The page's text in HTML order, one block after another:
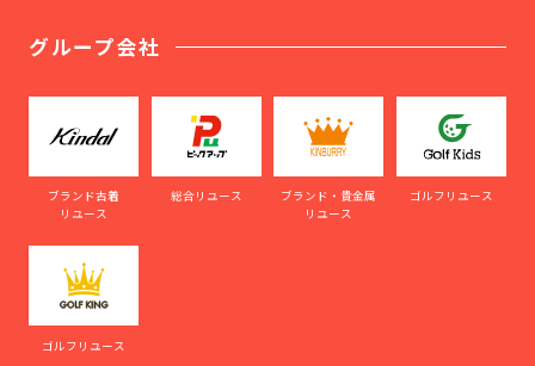
グループ会社
ブランド古着
リユース
総合リユース
ブランド・貴金属
リユース
ゴルフリユース
ゴルフリユース